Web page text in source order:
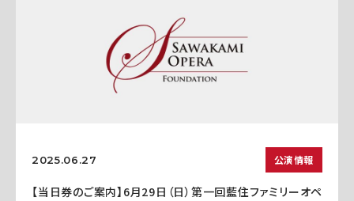
2025.06.27 公演情報
【当日券のご案内】6月29日（日）第一回藍住ファミリーオペ